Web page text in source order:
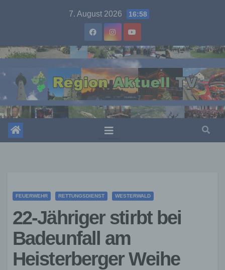
7. August 2026 16:58
FEUERWEHR RETTUNGSDIENST WESTERWALD
22-Jähriger stirbt bei
Badeunfall am
Heisterberger Weihe